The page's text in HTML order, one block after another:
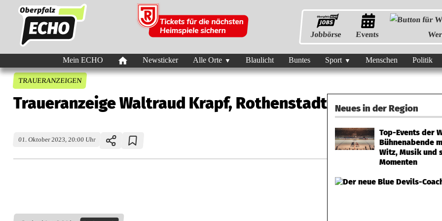
Jobbörse Events
Mein ECHO Newsticker Alle Orte Blaulicht Buntes Sport Menschen Politik
TRAUERANZEIGEN
Traueranzeige Waltraud Krapf, Rothenstadt
01. Oktober 2023, 20:00 Uhr
a
Neues in der Region
Top-Events der
Bühnenabende
Witz, Musik und
Momenten